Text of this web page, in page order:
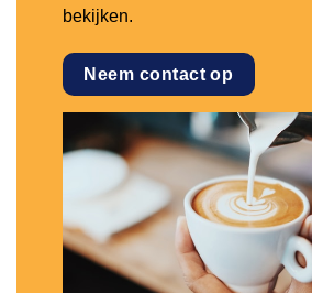
bekijken.
Neem contact op